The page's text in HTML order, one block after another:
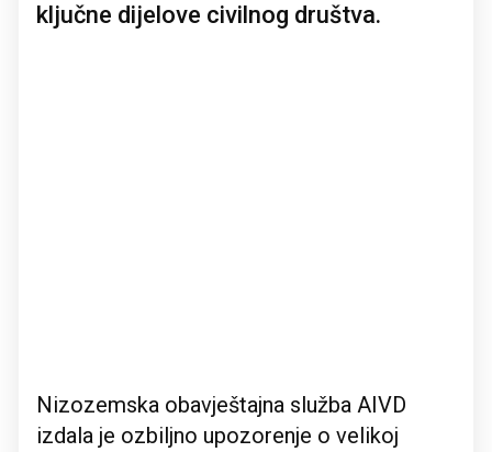
ključne dijelove civilnog društva.
Nizozemska obavještajna služba AIVD
izdala je ozbiljno upozorenje o velikoj